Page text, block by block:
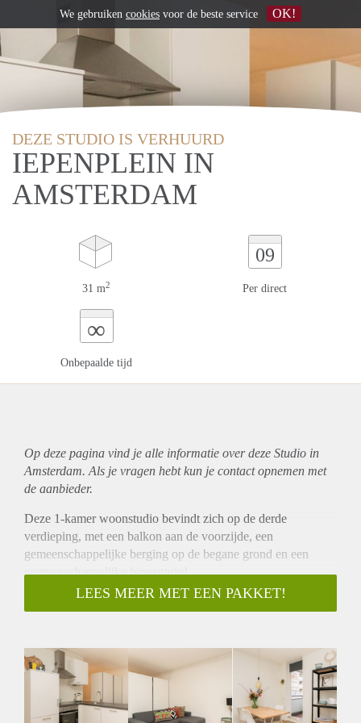
DEZE STUDIO IS VERHUURD
IEPENPLEIN IN
AMSTERDAM
31 m2
09
Per direct
∞
Onbepaalde tijd
Op deze pagina vind je alle informatie over deze Studio in
Amsterdam. Als je vragen hebt kun je contact opnemen met
de aanbieder.
Deze 1-kamer woonstudio bevindt zich op de derde
verdieping, met een balkon aan de voorzijde, een
gemeenschappelijke berging op de begane grond en een
gemeenschappelijke binnentuin!
Het complex heeft een eigen ingang voor dit deel via een
eigen veranda, dus geen lange galerijen. Veel glas geeft het
met voldoende ruimte voor jassen en tassen. Vanuit de hal
bereikt u de badkamer en de woonkamer / keuken. De
woonkamer is voorzien van diverse apparatuur in het
moderne huis. Er is een druk gecreëerd door de kledingkast
LEES MEER MET EEN PAKKET!
We gebruiken cookies voor de beste service OK!